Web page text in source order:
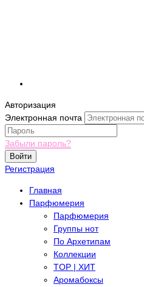
Авторизация
Электронная почта
Забыли пароль?
Войти
Регистрация
Главная
Парфюмерия
Парфюмерия
Группы нот
По Архетипам
Коллекции
TOP | ХИТ
Аромабоксы